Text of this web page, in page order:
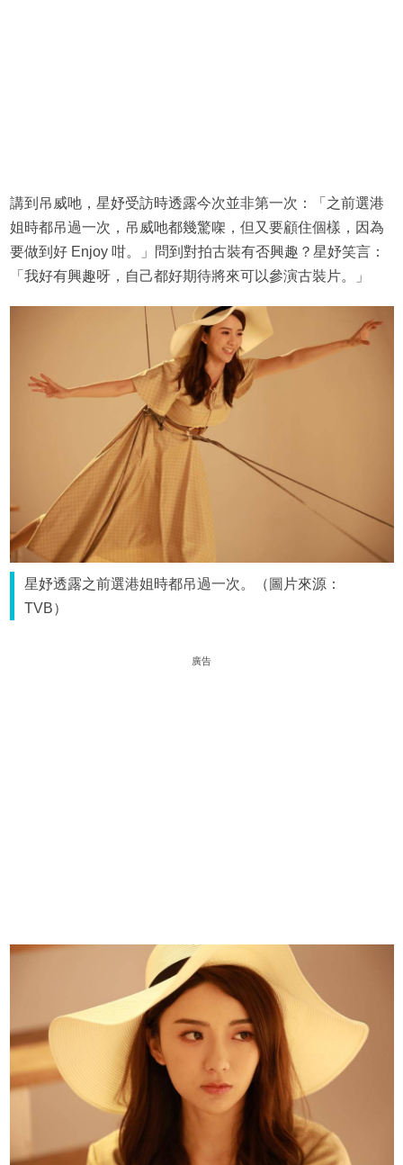
講到吊威吔，星妤受訪時透露今次並非第一次：「之前選港
姐時都吊過一次，吊威吔都幾驚㗎，但又要顧住個樣，因為
要做到好 Enjoy 咁。」問到對拍古裝有否興趣？星妤笑言：
「我好有興趣呀，自己都好期待將來可以參演古裝片。」
星妤透露之前選港姐時都吊過一次。（圖片來源：
TVB）
廣告